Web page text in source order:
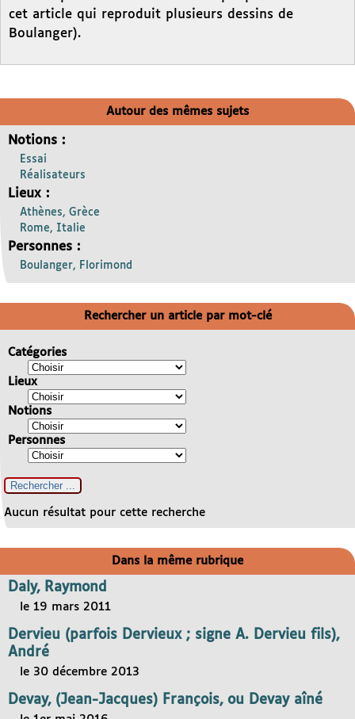
cet article qui reproduit plusieurs dessins de
Boulanger).
Autour des mêmes sujets
Notions :
Essai
Réalisateurs
Lieux :
Athènes, Grèce
Rome, Italie
Personnes :
Boulanger, Florimond
Rechercher un article par mot-clé
Catégories
Lieux
Notions
Personnes
Aucun résultat pour cette recherche
Dans la même rubrique
Daly, Raymond
le 19 mars 2011
Dervieu (parfois Dervieux ; signe A. Dervieu fils),
André
le 30 décembre 2013
Devay, (Jean-Jacques) François, ou Devay aîné